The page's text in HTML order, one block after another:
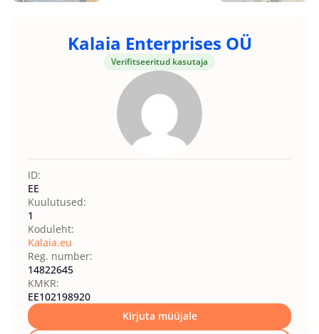
Kalaia Enterprises OÜ
Verifitseeritud kasutaja
ID:
EE
Kuulutused:
1
Koduleht:
Kalaia.eu
Reg. number:
14822645
KMKR:
EE102198920
Kirjuta müüjale